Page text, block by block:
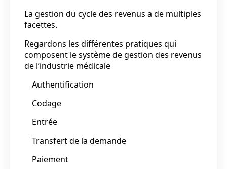
La gestion du cycle des revenus a de multiples
facettes.
Regardons les différentes pratiques qui
composent le système de gestion des revenus
de l’industrie médicale
Authentification
Codage
Entrée
Transfert de la demande
Paiement